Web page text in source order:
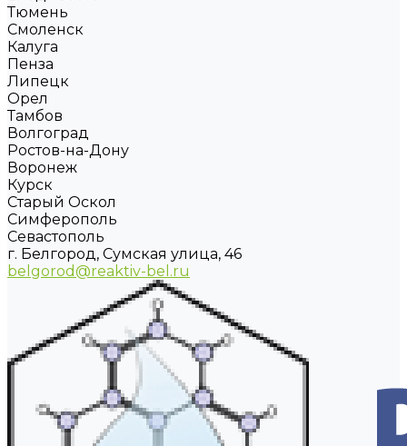
Тюмень
Смоленск
Калуга
Пенза
Липецк
Орел
Тамбов
Волгоград
Ростов-на-Дону
Воронеж
Курск
Старый Оскол
Симферополь
Севастополь
г. Белгород, Сумская улица, 46
belgorod@reaktiv-bel.ru